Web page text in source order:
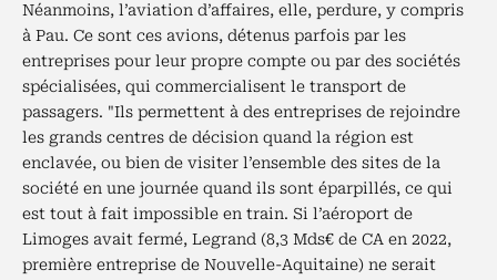
Néanmoins, l’aviation d’affaires, elle, perdure, y compris
à Pau. Ce sont ces avions, détenus parfois par les
entreprises pour leur propre compte ou par des sociétés
spécialisées, qui commercialisent le transport de
passagers. "Ils permettent à des entreprises de rejoindre
les grands centres de décision quand la région est
enclavée, ou bien de visiter l’ensemble des sites de la
société en une journée quand ils sont éparpillés, ce qui
est tout à fait impossible en train. Si l’aéroport de
Limoges avait fermé, Legrand (8,3 Mds€ de CA en 2022,
première entreprise de Nouvelle-Aquitaine) ne serait